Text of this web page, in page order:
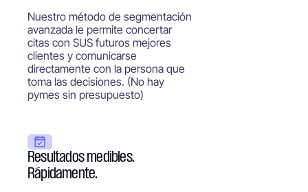
Nuestro método de segmentación
avanzada le permite concertar
citas con SUS futuros mejores
clientes y comunicarse
directamente con la persona que
toma las decisiones. (No hay
pymes sin presupuesto)
Resultados medibles.
Rápidamente.